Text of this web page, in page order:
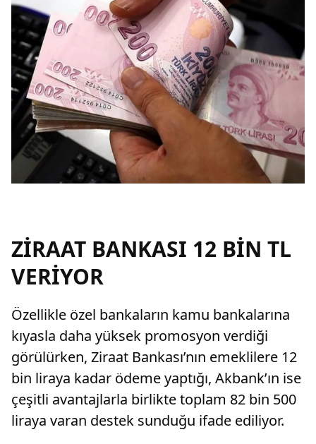
ZİRAAT BANKASI 12 BİN TL
VERİYOR
Özellikle özel bankaların kamu bankalarına
kıyasla daha yüksek promosyon verdiği
görülürken, Ziraat Bankası’nın emeklilere 12
bin liraya kadar ödeme yaptığı, Akbank’ın ise
çeşitli avantajlarla birlikte toplam 82 bin 500
liraya varan destek sunduğu ifade ediliyor.